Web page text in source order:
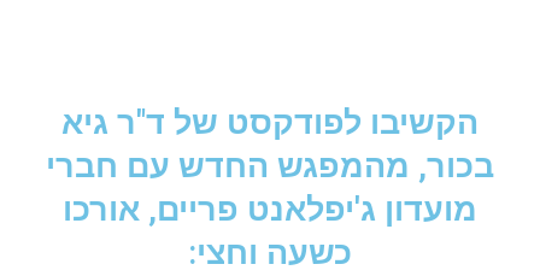
הקשיבו לפודקסט של ד"ר גיא
בכור, מהמפגש החדש עם חברי
מועדון ג'יפלאנט פריים, אורכו
כשעה וחצי: